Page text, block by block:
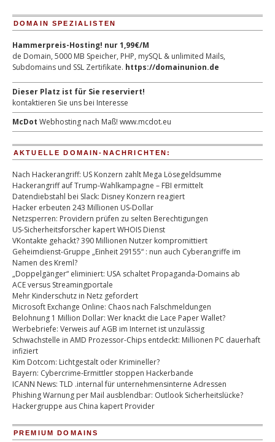
DOMAIN SPEZIALISTEN
Hammerpreis-Hosting! nur 1,99€/M
de Domain, 5000 MB Speicher, PHP, mySQL & unlimited Mails,
Subdomains und SSL Zertifikate. https://domainunion.de
Dieser Platz ist für Sie reserviert!
kontaktieren Sie uns bei Interesse
McDot Webhosting nach Maß! www.mcdot.eu
AKTUELLE DOMAIN-NACHRICHTEN:
Nach Hackerangriff: US Konzern zahlt Mega Lösegeldsumme
Hackerangriff auf Trump-Wahlkampagne – FBI ermittelt
Datendiebstahl bei Slack: Disney Konzern reagiert
Hacker erbeuten 243 Millionen US-Dollar
Netzsperren: Providern prüfen zu selten Berechtigungen
US-Sicherheitsforscher kapert WHOIS Dienst
VKontakte gehackt? 390 Millionen Nutzer kompromittiert
Geheimdienst-Gruppe „Einheit 29155“ : nun auch Cyberangriffe im
Namen des Kreml?
„Doppelgänger“ eliminiert: USA schaltet Propaganda-Domains ab
ACE versus Streamingportale
Mehr Kinderschutz in Netz gefordert
Microsoft Exchange Online: Chaos nach Falschmeldungen
Belohnung 1 Million Dollar: Wer knackt die Lace Paper Wallet?
Werbebriefe: Verweis auf AGB im Internet ist unzulässig
Schwachstelle in AMD Prozessor-Chips entdeckt: Millionen PC dauerhaft
infiziert
Kim Dotcom: Lichtgestalt oder Krimineller?
Bayern: Cybercrime-Ermittler stoppen Hackerbande
ICANN News: TLD .internal für unternehmensinterne Adressen
Phishing Warnung per Mail ausblendbar: Outlook Sicherheitslücke?
Hackergruppe aus China kapert Provider
PREMIUM DOMAINS